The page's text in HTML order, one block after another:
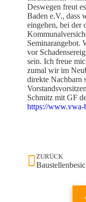
Deswegen freut
Baden e.V., dass
eingehen, bei der
Seminarangebot.
vor
sein. Ich freue
zumal wir im
direkte Nachbarn
Schmitz mit GF
https://www.vwa-
ZURÜCK